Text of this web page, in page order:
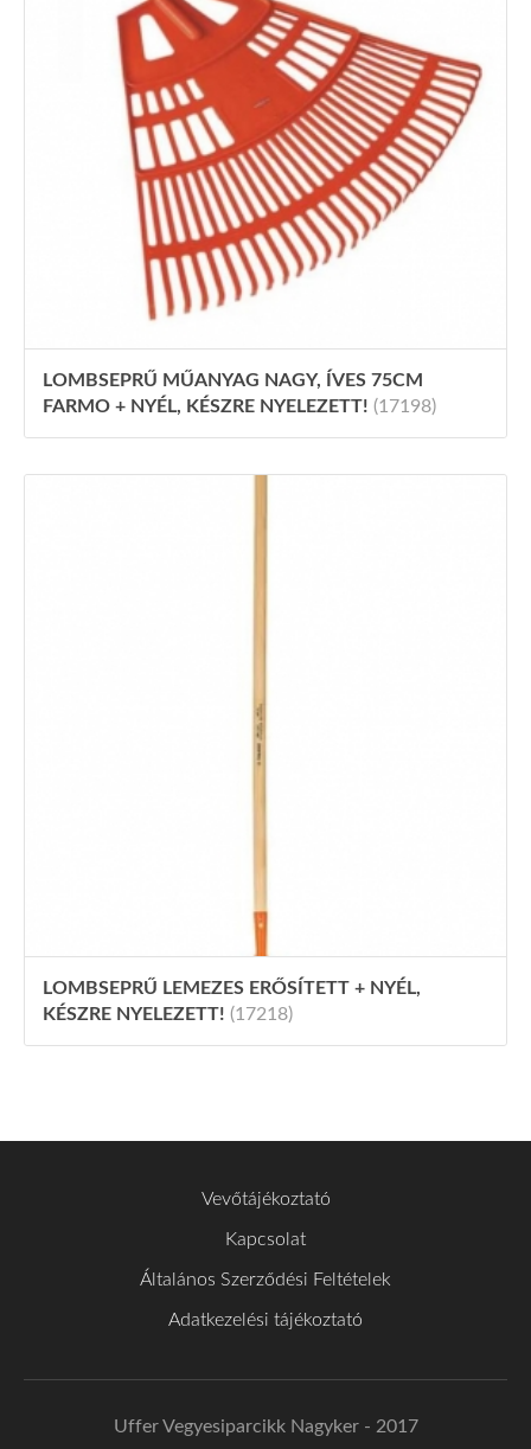
LOMBSEPRŰ MŰANYAG NAGY, ÍVES 75CM
FARMO + NYÉL, KÉSZRE NYELEZETT! (17198)
LOMBSEPRŰ LEMEZES ERŐSÍTETT + NYÉL,
KÉSZRE NYELEZETT! (17218)
Vevőtájékoztató
Kapcsolat
Általános Szerződési Feltételek
Adatkezelési tájékoztató
Uffer Vegyesiparcikk Nagyker - 2017